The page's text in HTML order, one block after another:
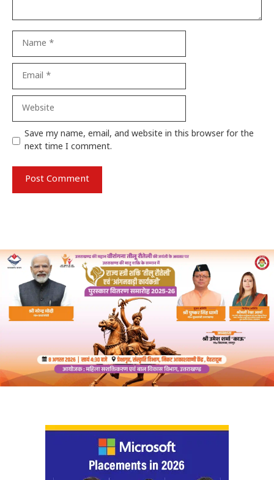
Website
Save my name, email, and website in this browser for the
next time I comment.